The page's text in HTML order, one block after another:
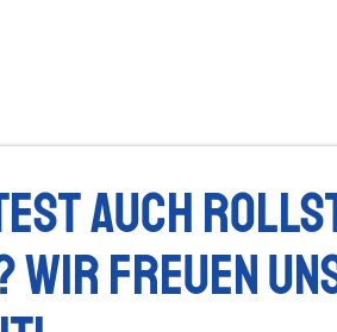
auch
Wir freuen